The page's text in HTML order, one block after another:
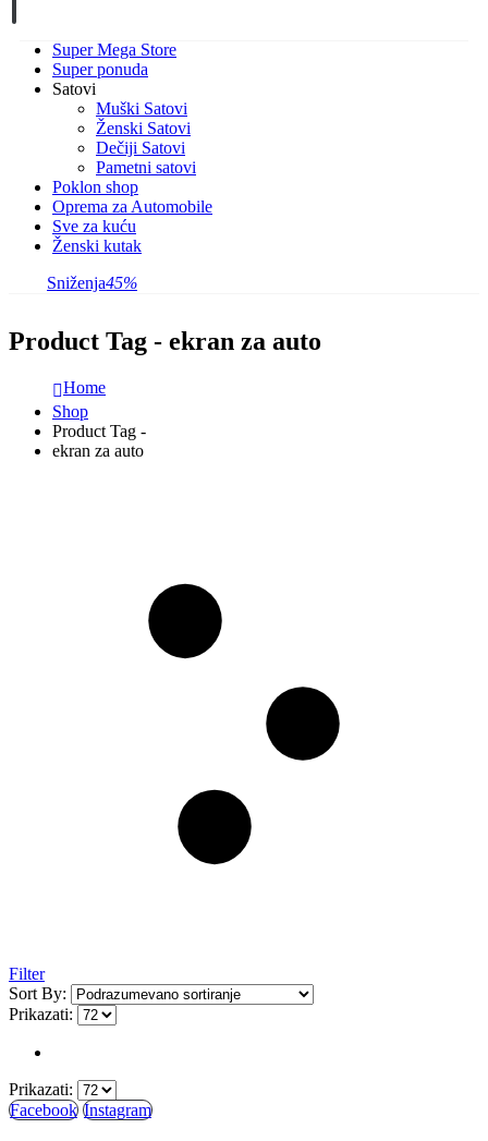
Super Mega Store
Super ponuda
Satovi
Muški Satovi
Ženski Satovi
Dečiji Satovi
Pametni satovi
Poklon shop
Oprema za Automobile
Sve za kuću
Ženski kutak
Sniženja45%
Product Tag - ekran za auto
Home
Shop
Product Tag -
ekran za auto
Filter
Sort By:
Prikazati:
Prikazati:
Facebook Instagram